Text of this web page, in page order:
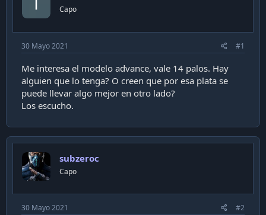
l
t
e
m
a
d
p
b
c
a
c
ó
n
Capo
30 Mayo 2021 #1
Me interesa el modelo advance, vale 14 palos. Hay
alguien que lo tenga? O creen que por esa plata se
puede llevar algo mejor en otro lado?
Los escucho.
subzeroc
Capo
30 Mayo 2021 #2